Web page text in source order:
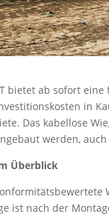
bietet ab sofort
in
Das kabellose
werden,
Überblick
ist nach der